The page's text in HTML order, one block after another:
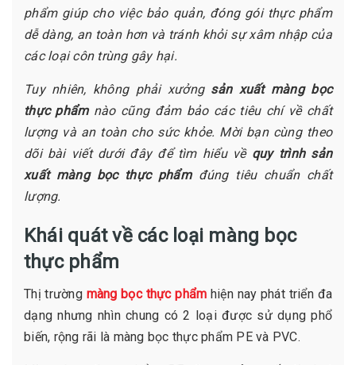
phẩm giúp cho việc bảo quản, đóng gói thực phẩm
dễ dàng, an toàn hơn và tránh khỏi sự xâm nhập của
các loại côn trùng gây hại.
Tuy nhiên, không phải xưởng sản xuất màng bọc
thực phẩmnào cũng đảm bảo các tiêu chí về chất
lượng và an toàn cho sức khỏe. Mời bạn cùng theo
dõi bài viết dưới đây để tìm hiểu về quy trình sản
xuất màng bọc thực phẩmđúng tiêu chuẩn chất
lượng.
Khái quát về các loại màng bọc
thực phẩm
Thị trường màng bọc thực phẩm hiện nay phát triển đa
dạng nhưng nhìn chung có 2 loại được sử dụng phổ
biến, rộng rãi là màng bọc thực phẩm PE và PVC.